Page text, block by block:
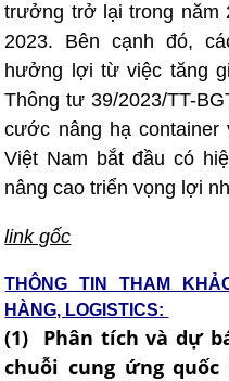
trưởng trở lại trong năm
2023. Bên cạnh đó,
hưởng lợi từ việc tăng
Thông tư 39/2023/TT-
cước nâng hạ
Việt Nam bắt đầu có
nâng cao triển vọng lợi
link gốc
THÔNG TIN THAM
HÀNG, LOGISTICS:
(1) Phân tích và dự
chuỗi cung ứng